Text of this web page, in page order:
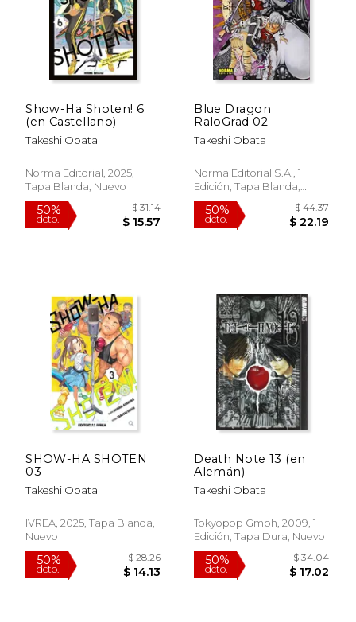
50%
dcto.
50%
dcto.
Show-Ha Shoten! 6
(en Castellano)
Takeshi Obata
Norma Editorial, 2025,
Tapa Blanda, Nuevo
Blue Dragon
RaloGrad 02
Takeshi Obata
Norma Editorial S.A., 1
Edición, Tapa Blanda,
Nuevo
SHOW-HA SHOTEN
03
Takeshi Obata
IVREA, 2025, Tapa Blanda,
Nuevo
Death Note 13 (en
Alemán)
Takeshi Obata
Tokyopop Gmbh, 2009, 1
Edición, Tapa Dura, Nuevo